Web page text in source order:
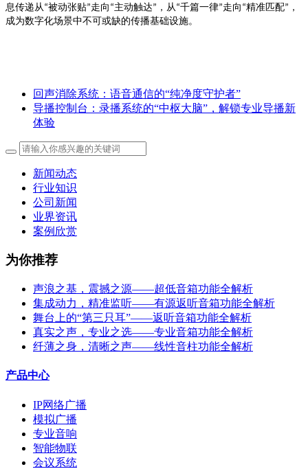
息传递从“被动张贴”走向 “主动触达” ，从 “千篇一律”走向 “精准匹配” ，
成为数字化场景中不可或缺的传播基础设施。
回声消除系统：语音通信的“纯净度守护者”
导播控制台：录播系统的“中枢大脑”，解锁专业导播新
体验
新闻动态
行业知识
公司新闻
业界资讯
案例欣赏
为你推荐
声浪之基，震撼之源——超低音箱功能全解析
集成动力，精准监听——有源返听音箱功能全解析
舞台上的“第三只耳”——返听音箱功能全解析
真实之声，专业之选——专业音箱功能全解析
纤薄之身，清晰之声——线性音柱功能全解析
产品中心
IP网络广播
模拟广播
专业音响
智能物联
会议系统